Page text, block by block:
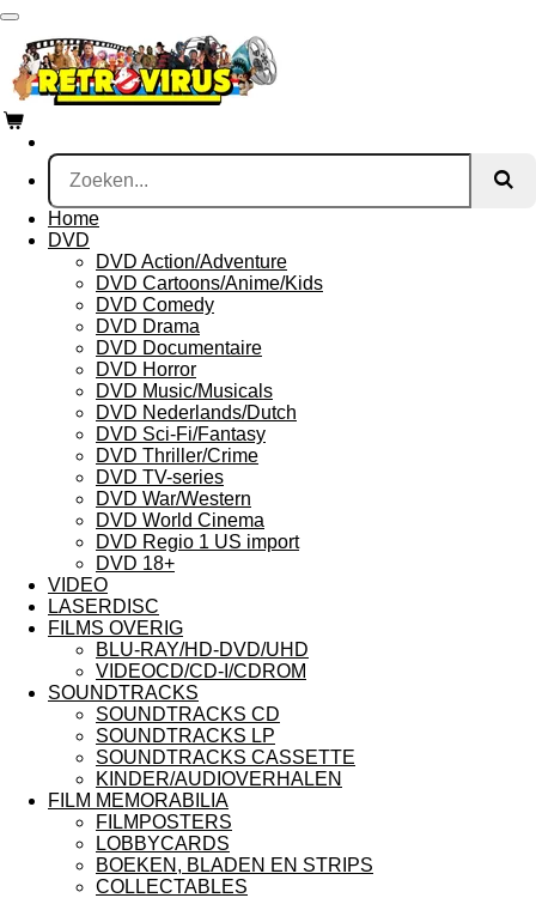
Ga
direct
naar
de
hoofdinhoud
Home
DVD
DVD Action/Adventure
DVD Cartoons/Anime/Kids
DVD Comedy
DVD Drama
DVD Documentaire
DVD Horror
DVD Music/Musicals
DVD Nederlands/Dutch
DVD Sci-Fi/Fantasy
DVD Thriller/Crime
DVD TV-series
DVD War/Western
DVD World Cinema
DVD Regio 1 US import
DVD 18+
VIDEO
LASERDISC
FILMS OVERIG
BLU-RAY/HD-DVD/UHD
VIDEOCD/CD-I/CDROM
SOUNDTRACKS
SOUNDTRACKS CD
SOUNDTRACKS LP
SOUNDTRACKS CASSETTE
KINDER/AUDIOVERHALEN
FILM MEMORABILIA
FILMPOSTERS
LOBBYCARDS
BOEKEN, BLADEN EN STRIPS
COLLECTABLES